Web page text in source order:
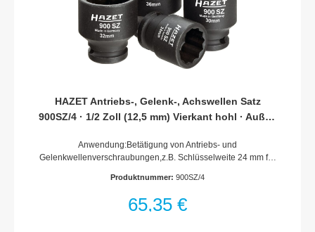
HAZET Antriebs-, Gelenk-, Achswellen Satz
900SZ/4 · 1/2 Zoll (12,5 mm) Vierkant hohl · Außen
Anwendung:Betätigung von Antriebs- und
Gelenkwellenverschraubungen,z.B. Schlüsselweite 24 mm für
Achswellenmutter an VW Golf 4 · Polo und New Beetle · AUDI
zur Betätigung der Gelenkwellenverschraubung in der
Produktnummer: 900SZ/4
65,35 €